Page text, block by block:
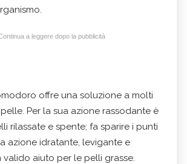
a leggere dopo la pubblicità
offre una soluzione a molti
Per la sua azione rassodante è
rilassate e spente; fa sparire i punti
azione idratante, levigante e
valido aiuto per le pelli grasse.